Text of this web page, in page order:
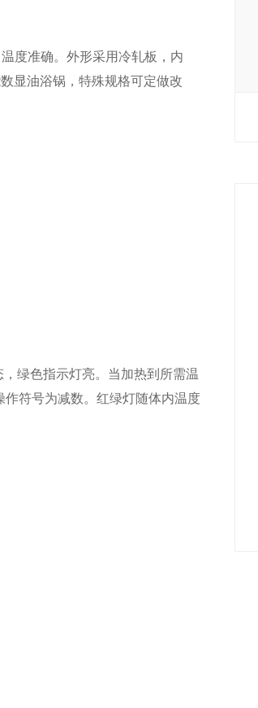
度准确。外形采用冷轧板，内
显油浴锅，特殊规格可定做改
绿色指示灯亮。当加热到所需温
符号为减数。红绿灯随体内温度